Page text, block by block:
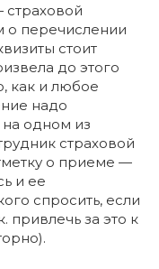
о перечислении
стоит
до этого
как и любое
надо
на одном из
страховой
о приеме —
и ее
спросить, если
привлечь за это к